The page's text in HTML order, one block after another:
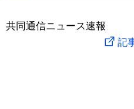
社会
旅と暮らし
暮らし
共同通信ニュース速報
記